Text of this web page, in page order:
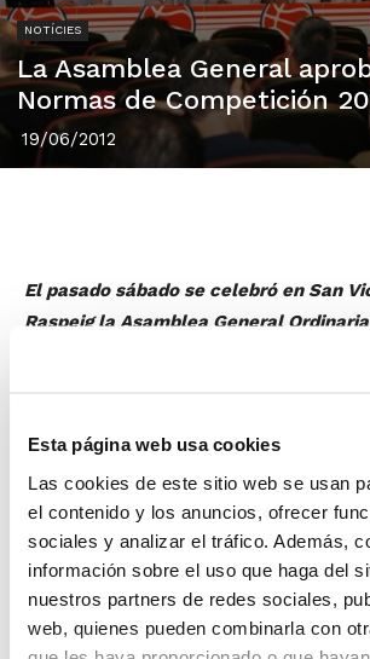
Esta página web usa cookies
Las cookies de este sitio web se usan
el contenido y los anuncios, ofrecer
sociales y analizar el tráfico. Además,
información sobre el uso que haga del
nuestros partners de redes sociales,
web, quienes pueden combinarla con
NOTÍCIES
La Asamblea General
Normas de Competición
19/06/2012
El pasado sábado se celebró en San
Raspeig la Asamblea General Ordinaria
Cuentas de Resultados, Balance de
Memoria Económica del Ejercicio 2011
para el Ejercicio 2012. Asimismo, se
nombramiento de los Presidentes de
Competición y Apelación.
Próximamente serán